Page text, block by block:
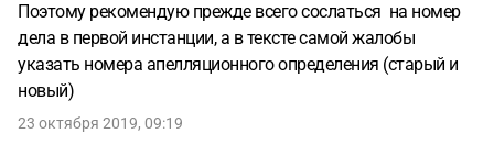
Поэтому рекомендую прежде всего сослаться на номер
дела в первой инстанции, а в тексте самой жалобы
указать номера апелляционного определения (старый и
новый)
23 октября 2019, 09:19